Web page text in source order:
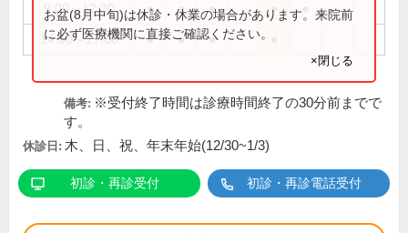
9:00～12:30 ● ● ● ●
14:00～17:00 ● ● ●
お盆(8月中旬)は休診・休業の場合があります。来院前
に必ず医療機関に直接ご確認ください。
×閉じる
備考: ※受付終了時間は診療時間終了の30分前までで
す。
休診日: 木、日、祝、年末年始(12/30~1/3)
初診・再診受付 初診・再診電話受付